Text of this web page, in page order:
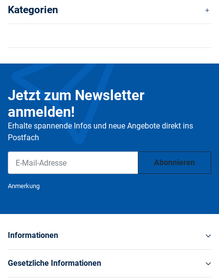
Kategorien
Jetzt zum Newsletter
anmelden!
Erhalte spannende Infos und neue Angebote direkt ins
Postfach
Abonnieren
Anmerkung
Informationen
Gesetzliche Informationen